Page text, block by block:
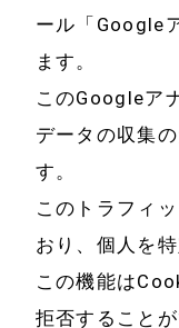
ホーム
事業案内
リフォーム
ノベーショ
ール「Google
ます。
このGoogleア
データの収集
す。
このトラフィ
おり、個人を
この機能は
拒否すること